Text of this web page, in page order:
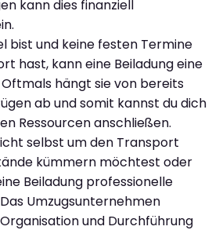
kann dies finanziell
bist und keine festen Termine
hast, kann eine Beiladung eine
hängt sie von bereits
ab und somit kannst du dich
Ressourcen anschließen.
selbst um den Transport
kümmern möchtest oder
Beiladung professionelle
Umzugsunternehmen
und Durchführung